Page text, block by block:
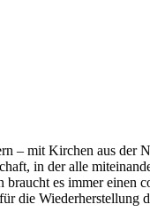
– mit Kirchen aus der
in der alle
es immer einen
die Wiederherstellung